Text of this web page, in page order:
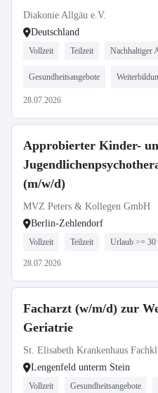
Diakonie Allgäu e.V.
Deutschland
Vollzeit Teilzeit Nachhaltiger
Gesundheitsangebote
28.07.2026
Approbierter Kinder-
(m/w/d)
MVZ Peters & Kollegen GmbH
Berlin-Zehlendorf
Vollzeit Teilzeit Urlaub >= 30
28.07.2026
Facharzt (w/m/d) zur
Geriatrie
St. Elisabeth Krankenhaus
Lengenfeld unterm Stein
Vollzeit Gesundheitsangebote